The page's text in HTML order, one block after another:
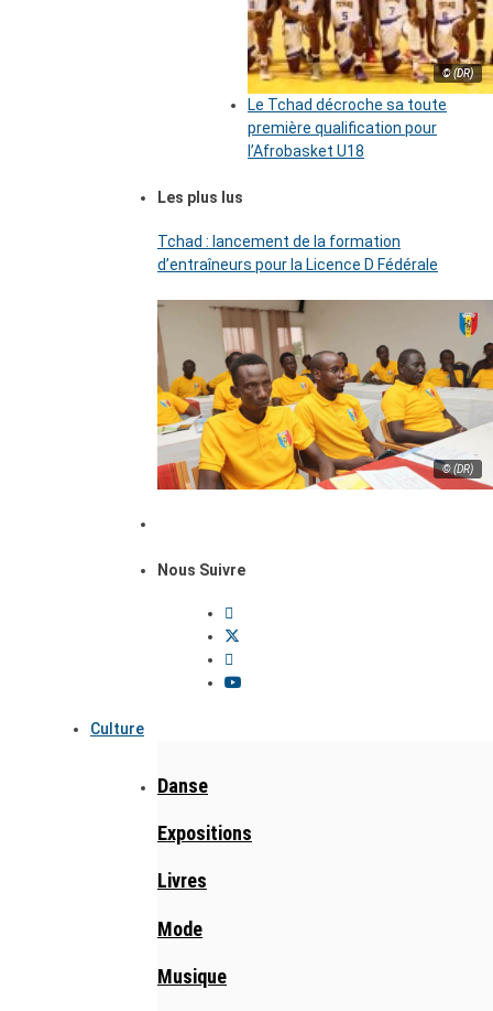
© (DR)
Le Tchad décroche sa toute
première qualification pour
l’Afrobasket U18
Les plus lus
Tchad : lancement de la formation
d’entraîneurs pour la Licence D Fédérale
© (DR)
Nous Suivre
Culture
Danse
Expositions
Livres
Mode
Musique